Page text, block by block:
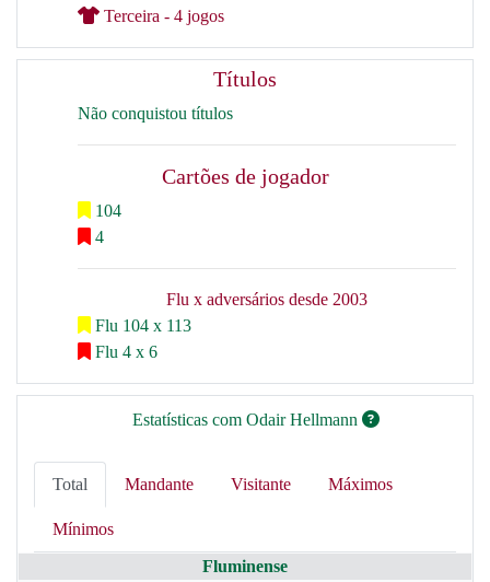
Terceira - 4 jogos
Títulos
Não conquistou títulos
Cartões de jogador
104
4
Flu x adversários desde 2003
Flu 104 x 113
Flu 4 x 6
Estatísticas com Odair Hellmann
Total Mandante Visitante Máximos
Mínimos
Fluminense